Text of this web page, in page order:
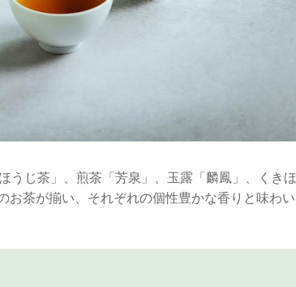
うじ茶」、煎茶「芳泉」、玉露「麟鳳」、くきほ
お茶が揃い、それぞれの個性豊かな香りと味わい